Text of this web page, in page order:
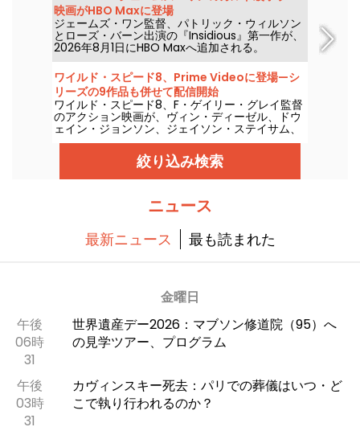
映画がHBO Maxに登場
ジェームズ・ワン監督、パトリック・ウィルソン
とローズ・バーン出演の『Insidious』第一作が、
2026年8月1日にHBO Maxへ追加される。
ワイルド・スピード8、Prime Videoに登場—シ
リーズの9作品も併せて配信開始
ワイルド・スピード8、F・ゲイリー・グレイ監督
のアクション映画が、ヴィン・ディーゼル、ドウ
ェイン・ジョンソン、ジェイソン・ステイサム、
シャーリーズ・セロンの出演で、2026年8月1日か
らPrime Videoで配信開始。
絞り込み検索
ニュース
最新ニュース 最も読まれた
金曜日
午後
06時
31
世界遺産デー2026：マブソン修道院（95）へ
の見学ツアー、プログラム
午後
03時
31
カヴィンスキー死去：パリでの葬儀はいつ・ど
こで執り行われるのか？